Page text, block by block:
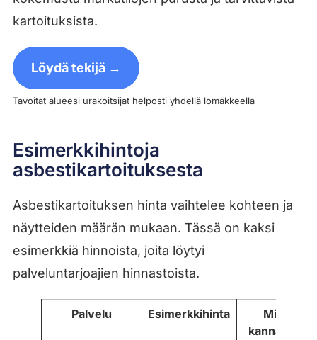
kartoituksista.
Löydä tekijä →
Tavoitat alueesi urakoitsijat helposti yhdellä lomakkeella
Esimerkkihintoja
asbestikartoituksesta
Asbestikartoituksen hinta vaihtelee kohteen ja
näytteiden määrän mukaan. Tässä on kaksi
esimerkkiä hinnoista, joita löytyi
palveluntarjoajien hinnastoista.
Palvelu Esimerkkihinta
Mitä
kannattaa